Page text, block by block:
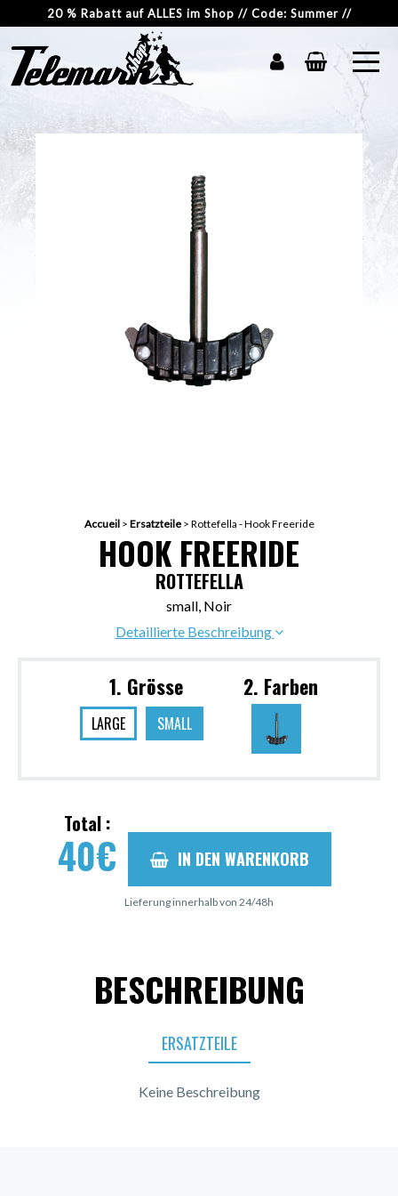
20 % Rabatt auf ALLES im Shop // Code: Summer //
Accueil> Ersatzteile> Rottefella - Hook Freeride
HOOK FREERIDE
ROTTEFELLA
small, Noir
Detaillierte Beschreibung
1. Grösse
LARGE SMALL
2. Farben
Total :
40€ IN DEN WARENKORB
Lieferung innerhalb von 24/48h
BESCHREIBUNG
ERSATZTEILE
Keine Beschreibung